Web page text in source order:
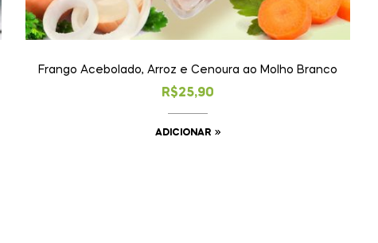
Frango Acebolado, Arroz e Cenoura ao Molho Branco
R$25,90
ADICIONAR